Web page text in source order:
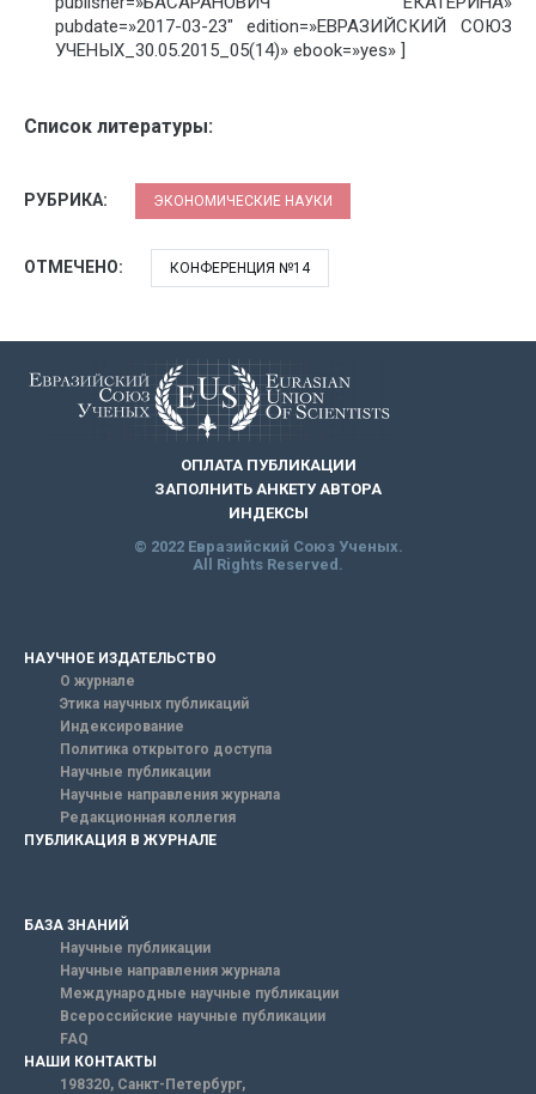
pubdate=»2017-03-23″ edition=»ЕВРАЗИЙСКИЙ СОЮЗ
УЧЕНЫХ_30.05.2015_05(14)» ebook=»yes» ]
Список литературы:
РУБРИКА: ЭКОНОМИЧЕСКИЕ НАУКИ
ОТМЕЧЕНО: КОНФЕРЕНЦИЯ №14
ОПЛАТА ПУБЛИКАЦИИ
ЗАПОЛНИТЬ АНКЕТУ АВТОРА
ИНДЕКСЫ
© 2022 Евразийский Союз Ученых.
All Rights Reserved.
НАУЧНОЕ ИЗДАТЕЛЬСТВО
О журнале
Этика научных публикаций
Индексирование
Политика открытого доступа
Научные публикации
Научные направления журнала
Редакционная коллегия
ПУБЛИКАЦИЯ В ЖУРНАЛЕ
БАЗА ЗНАНИЙ
Научные публикации
Научные направления журнала
Международные научные публикации
Всероссийские научные публикации
FAQ
НАШИ КОНТАКТЫ
198320, Санкт-Петербург,